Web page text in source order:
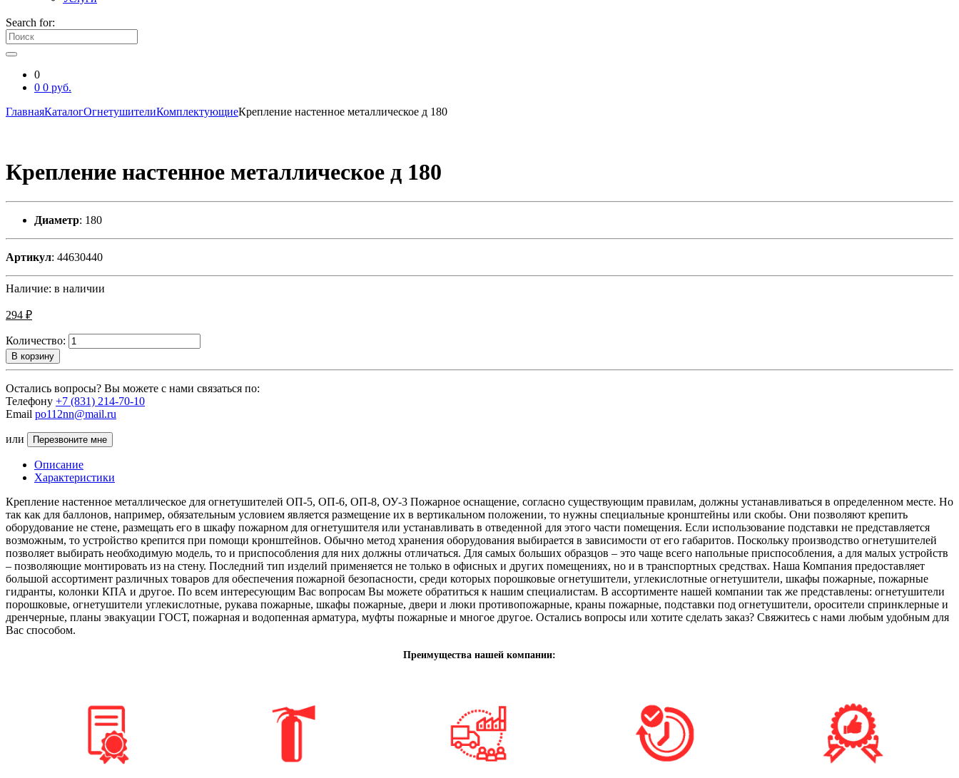
Search for:
0
0 0 руб.
ГлавнаяКаталогОгнетушителиКомплектующиеКрепление настенное металлическое д 180
Крепление настенное металлическое д 180
Диаметр: 180
Артикул: 44630440
Наличие: в наличии
294 ₽
Количество:
В корзину
Остались вопросы? Вы можете с нами связаться по:
Телефону +7 (831) 214-70-10
Email po112nn@mail.ru
или Перезвоните мне
Описание
Характеристики
Крепление настенное металлическое для огнетушителей ОП-5, ОП-6, ОП-8, ОУ-3 Пожарное оснащение, согласно существующим правилам, должны устанавливаться в определенном месте. Но
так как для баллонов, например, обязательным условием является размещение их в вертикальном положении, то нужны специальные кронштейны или скобы. Они позволяют крепить
оборудование не стене, размещать его в шкафу пожарном для огнетушителя или устанавливать в отведенной для этого части помещения. Если использование подставки не представляется
возможным, то устройство крепится при помощи кронштейнов. Обычно метод хранения оборудования выбирается в зависимости от его габаритов. Поскольку производство огнетушителей
позволяет выбирать необходимую модель, то и приспособления для них должны отличаться. Для самых больших образцов – это чаще всего напольные приспособления, а для малых устройств
– позволяющие монтировать из на стену. Последний тип изделий применяется не только в офисных и других помещениях, но и в транспортных средствах. Наша Компания предоставляет
большой ассортимент различных товаров для обеспечения пожарной безопасности, среди которых порошковые огнетушители, углекислотные огнетушители, шкафы пожарные, пожарные
гидранты, колонки КПА и другое. По всем интересующим Вас вопросам Вы можете обратиться к нашим специалистам. В ассортименте нашей компании так же представлены: огнетушители
порошковые, огнетушители углекислотные, рукава пожарные, шкафы пожарные, двери и люки противопожарные, краны пожарные, подставки под огнетушители, оросители спринклерные и
дренчерные, планы эвакуации ГОСТ, пожарная и водопенная арматура, муфты пожарные и многое другое. Остались вопросы или хотите сделать заказ? Свяжитесь с нами любым удобным для
Вас способом.
Преимущества нашей компании: